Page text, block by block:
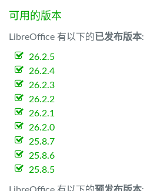
可用的版本
LibreOffice 有以下的已发布版本:
26.2.5
26.2.4
26.2.3
26.2.2
26.2.1
26.2.0
25.8.7
25.8.6
25.8.5